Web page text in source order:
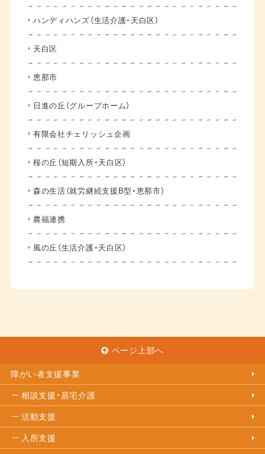
ハンディハンズ（生活介護・天白区）
天白区
恵那市
日進の丘（グループホーム）
有限会社チェリッシュ企画
桜の丘（短期入所・天白区）
森の生活（就労継続支援B型・恵那市）
農福連携
風の丘（生活介護・天白区）
ページ上部へ
障がい者支援事業
相談支援・居宅介護
活動支援
入所支援